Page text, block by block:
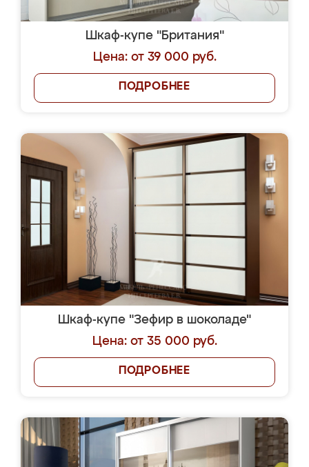
Шкаф-купе "Британия"
Цена: от 39 000 руб.
ПОДРОБНЕЕ
Шкаф-купе "Зефир в шоколаде"
Цена: от 35 000 руб.
ПОДРОБНЕЕ